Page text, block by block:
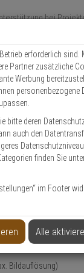
Bildauflösung)
erforderlich sind.
Partner zusätzliche
Werbung
personenbezogene
bitte deren
auch den
Datenschutzniveau
finden Sie
im Footer
Alle